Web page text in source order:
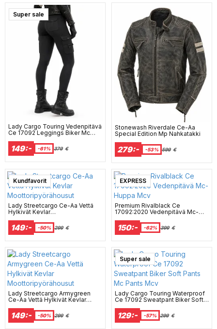
Super sale
Lady Cargo Touring Vedenpitävä
Ce 17092 Leggings Biker Mc
Pants Ds1 Mcv
149:- -61% 379 €
Stonewash Riverdale Ce-Aa
Special Edition Mp Nahkatakki
279:- -53% 599 €
Kundfavorit
Lady Streetcargo Ce-Aa Vettä
Hylkivät Kevlar
149:- -50% 299 €
EXPRESS
Premium Rivalblack Ce
17092:2020 Vedenpitävä Mc-
150:- -62% 399 €
Lady Streetcargo Armygreen
Ce-Aa Vettä Hylkivät Kevlar
149:- -50% 299 €
Super sale
Lady Cargo Touring Waterproof
Ce 17092 Sweatpant Biker Soft
129:- -57% 299 €